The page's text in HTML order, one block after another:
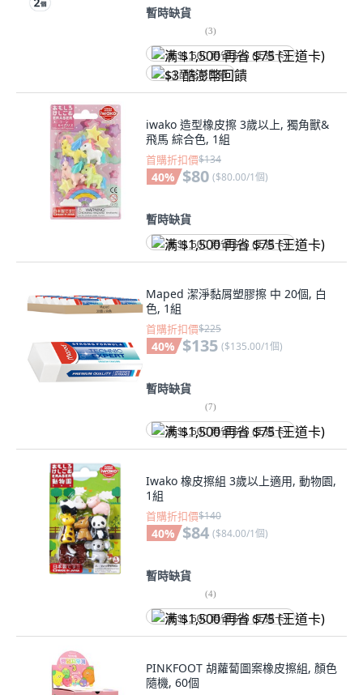
暫時缺貨
(3)
满 $1,500 再省 $75 (王道卡)
$3 酷澎幣回饋
iwako 造型橡皮擦 3歲以上, 獨角獸&
飛馬 綜合色, 1組
首購折扣價$134
40% $80 ($80.00/1個)
暫時缺貨
满 $1,500 再省 $75 (王道卡)
Maped 潔淨黏屑塑膠擦 中 20個, 白
色, 1組
首購折扣價$225
40% $135 ($135.00/1個)
暫時缺貨
(7)
满 $1,500 再省 $75 (王道卡)
Iwako 橡皮擦組 3歲以上適用, 動物園,
1組
首購折扣價$140
40% $84 ($84.00/1個)
暫時缺貨
(4)
满 $1,500 再省 $75 (王道卡)
PINKFOOT 胡蘿蔔圖案橡皮擦組, 顏色
隨機, 60個